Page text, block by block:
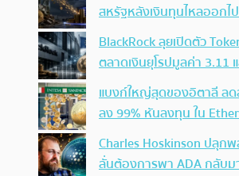
สหรัฐหลังเงินทุนไหลออกไ
BlackRock ลุยเปิดตัว
ตลาดเงินยุโรปมูลค่า 3.11
แบงก์ใหญ่สุดของอิตาลี ลด
ลง 99% หันลงทุน ใน
Charles Hoskinson ปลุก
ลั่นต้องการพา ADA กลับม